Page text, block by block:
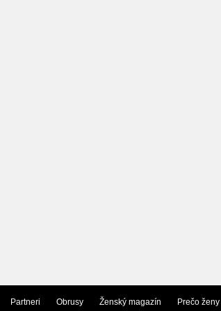
Partneri Obrusy Ženský magazín Prečo